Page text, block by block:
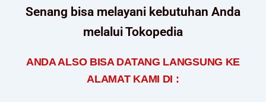
Senang bisa melayani kebutuhan Anda
melalui Tokopedia
ANDA ALSO BISA DATANG LANGSUNG KE
ALAMAT KAMI DI :